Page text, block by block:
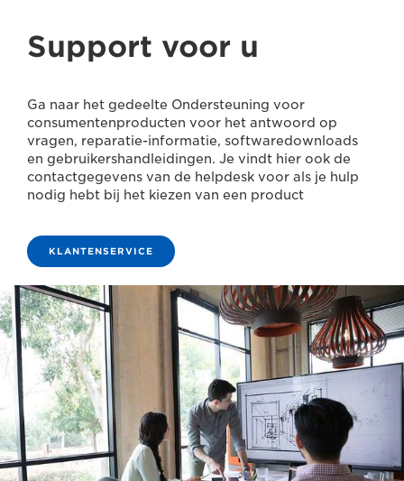
Support voor u
Ga naar het gedeelte Ondersteuning voor
consumentenproducten voor het antwoord op
vragen, reparatie-informatie, softwaredownloads
en gebruikershandleidingen. Je vindt hier ook de
contactgegevens van de helpdesk voor als je hulp
nodig hebt bij het kiezen van een product
KLANTENSERVICE